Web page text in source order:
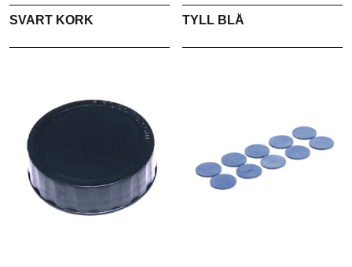
SVART KORK TYLL BLÅ